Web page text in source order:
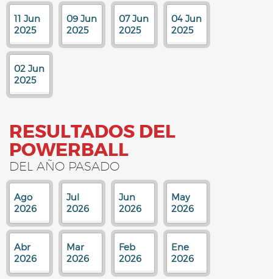
11 Jun
2025
09 Jun
2025
07 Jun
2025
04 Jun
2025
02 Jun
2025
RESULTADOS DEL
POWERBALL
DEL AÑO PASADO
Ago
2026
Jul
2026
Jun
2026
May
2026
Abr
2026
Mar
2026
Feb
2026
Ene
2026